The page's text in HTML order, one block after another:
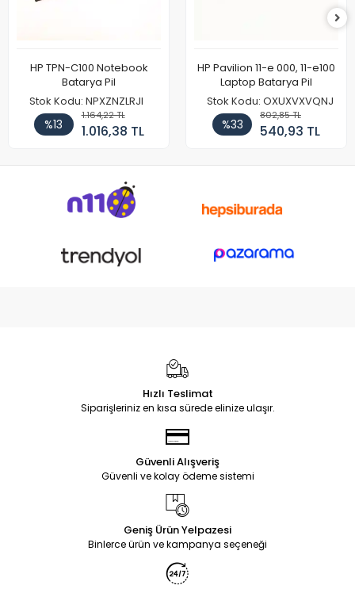
HP TPN-C100 Notebook
Batarya Pil
Stok Kodu: NPXZNZLRJI
%13
1.164,22 TL
1.016,38 TL
HP Pavilion 11-e 000, 11-e100
Laptop Batarya Pil
Stok Kodu: OXUXVXVQNJ
%33
802,85 TL
540,93 TL
Hızlı Teslimat
Siparişleriniz en kısa sürede elinize ulaşır.
Güvenli Alışveriş
Güvenli ve kolay ödeme sistemi
Geniş Ürün Yelpazesi
Binlerce ürün ve kampanya seçeneği